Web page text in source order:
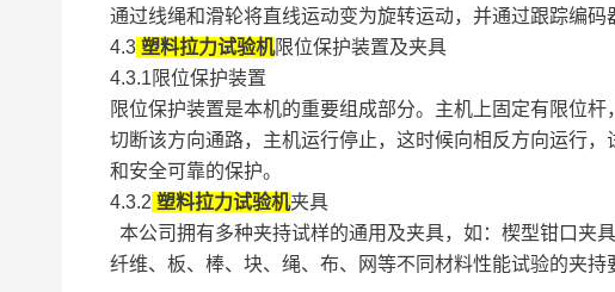
通过线绳和滑轮将直线运动变为旋转运动，并通过跟踪编码
4.3 塑料拉力试验机限位保护装置及夹具
4.3.1限位保护装置
限位保护装置是本机的重要组成部分。主机上固定有限位
切断该方向通路，主机运行停止，这时候向相反方向运行
和安全可靠的保护。
4.3.2 塑料拉力试验机夹具
本公司拥有多种夹持试样的通用及夹具，如：楔型钳口夹
纤维、板、棒、块、绳、布、网等不同材料性能试验的夹持